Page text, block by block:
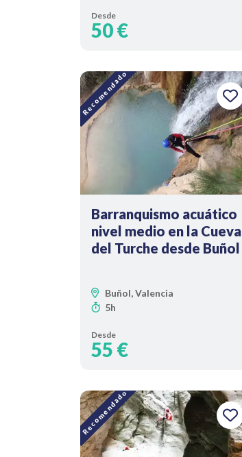
Desde
50 €
Recomendado
Barranquismo acuático
nivel medio en la Cueva
del Turche desde Buñol
Buñol, Valencia
5h
Desde
55 €
Recomendado